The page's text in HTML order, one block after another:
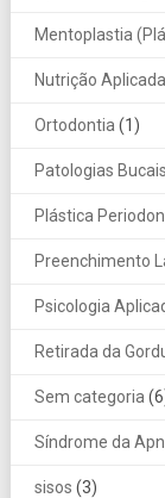
Mentoplastia
Nutrição
Ortodontia (1)
Patologias Bucais
Plástica
Preenchimento
Psicologia
Retirada da
Sem categoria
Síndrome da
sisos (3)